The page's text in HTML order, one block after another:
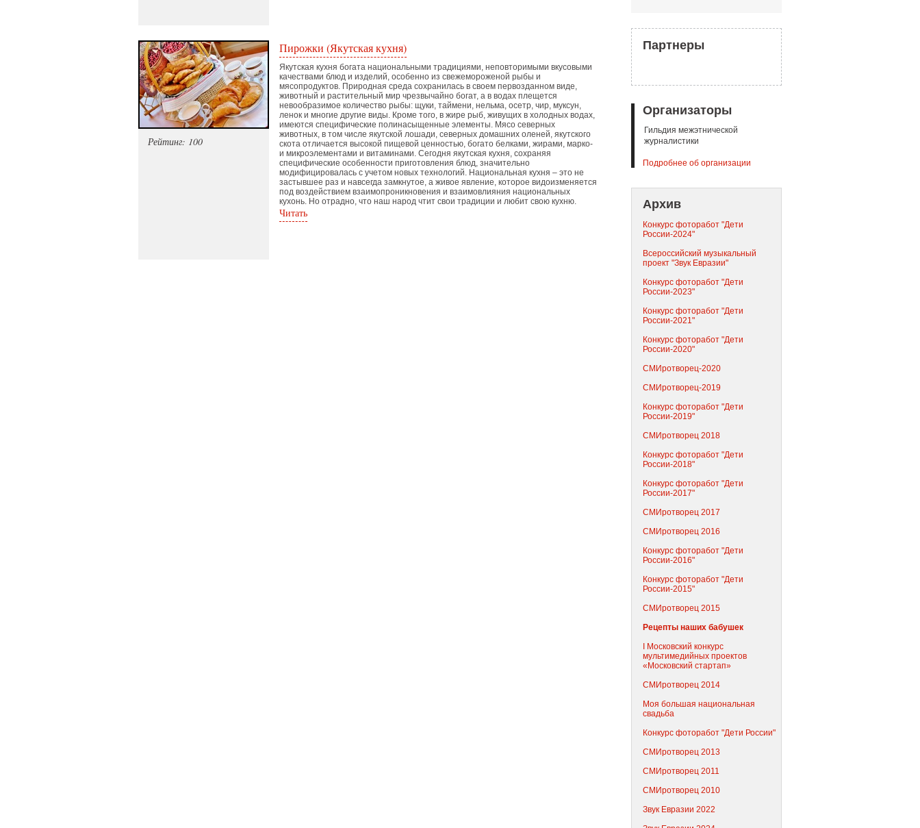
Рейтинг: 100
Пирожки (Якутская кухня)
Якутская кухня богата национальными традициями, неповторимыми вкусовыми
качествами блюд и изделий, особенно из свежемороженой рыбы и
мясопродуктов. Природная среда сохранилась в своем первозданном виде,
животный и растительный мир чрезвычайно богат, а в водах плещется
невообразимое количество рыбы: щуки, таймени, нельма, осетр, чир, муксун,
ленок и многие другие виды. Кроме того, в жире рыб, живущих в холодных водах,
имеются специфические полинасыщенные элементы. Мясо северных
животных, в том числе якутской лошади, северных домашних оленей, якутского
скота отличается высокой пищевой ценностью, богато белками, жирами, марко-
и микроэлементами и витаминами. Сегодня якутская кухня, сохраняя
специфические особенности приготовления блюд, значительно
модифицировалась с учетом новых технологий. Национальная кухня – это не
застывшее раз и навсегда замкнутое, а живое явление, которое видоизменяется
под воздействием взаимопроникновения и взаимовлияния национальных
кухонь. Но отрадно, что наш народ чтит свои традиции и любит свою кухню.
Читать
Партнеры
Организаторы
Гильдия межэтнической
журналистики
Подробнее об организации
Архив
Конкурс фоторабот "Дети
России-2024"
Всероссийский музыкальный
проект "Звук Евразии"
Конкурс фоторабот "Дети
России-2023"
Конкурс фоторабот "Дети
России-2021"
Конкурс фоторабот "Дети
России-2020"
СМИротворец-2020
СМИротворец-2019
Конкурс фоторабот "Дети
России-2019"
СМИротворец 2018
Конкурс фоторабот "Дети
России-2018"
Конкурс фоторабот "Дети
России-2017"
СМИротворец 2017
СМИротворец 2016
Конкурс фоторабот "Дети
России-2016"
Конкурс фоторабот "Дети
России-2015"
СМИротворец 2015
Рецепты наших бабушек
I Московский конкурс
мультимедийных проектов
«Московский стартап»
СМИротворец 2014
Моя большая национальная
свадьба
Конкурс фоторабот "Дети России"
СМИротворец 2013
СМИротворец 2011
СМИротворец 2010
Звук Евразии 2022